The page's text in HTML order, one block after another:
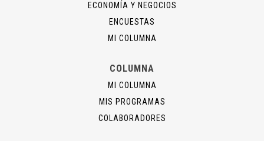
ECONOMÍA Y NEGOCIOS
ENCUESTAS
MI COLUMNA
COLUMNA
MI COLUMNA
MIS PROGRAMAS
COLABORADORES